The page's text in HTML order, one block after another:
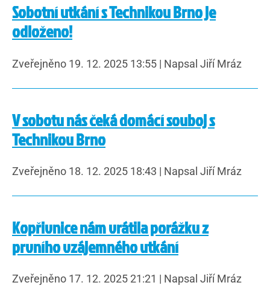
Sobotní utkání s Technikou Brno je
odloženo!
Zveřejněno 19. 12. 2025 13:55 | Napsal Jiří Mráz
V sobotu nás čeká domácí souboj s
Technikou Brno
Zveřejněno 18. 12. 2025 18:43 | Napsal Jiří Mráz
Kopřivnice nám vrátila porážku z
prvního vzájemného utkání
Zveřejněno 17. 12. 2025 21:21 | Napsal Jiří Mráz